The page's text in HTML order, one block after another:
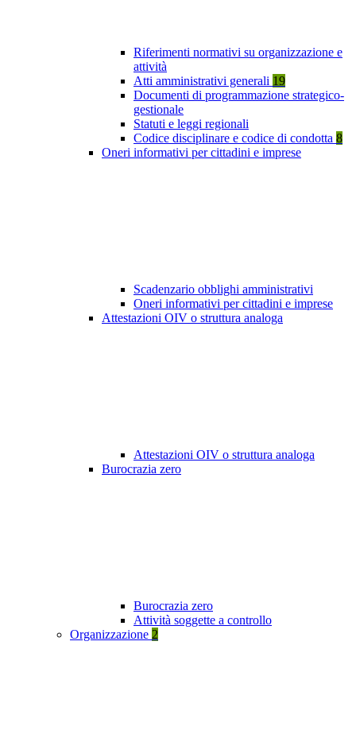
Riferimenti normativi su organizzazione e
attività
Atti amministrativi generali 19
Documenti di programmazione strategico-
gestionale
Statuti e leggi regionali
Codice disciplinare e codice di condotta 8
Oneri informativi per cittadini e imprese
Scadenzario obblighi amministrativi
Oneri informativi per cittadini e imprese
Attestazioni OIV o struttura analoga
Attestazioni OIV o struttura analoga
Burocrazia zero
Burocrazia zero
Attività soggette a controllo
Organizzazione 2